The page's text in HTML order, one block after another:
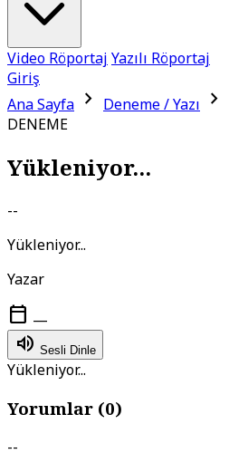
Video Röportaj Yazılı Röportaj
Giriş
Ana Sayfa chevron_right Deneme / Yazı chevron_right
DENEME
Yükleniyor...
--
Yükleniyor...
Yazar
calendar_today —
volume_up Sesli Dinle
Yükleniyor...
Yorumlar (0)
--